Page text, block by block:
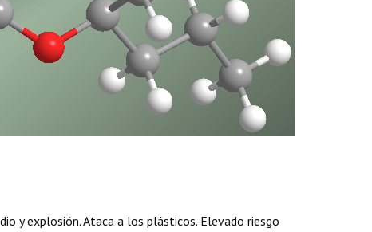
y explosión. Ataca a los plásticos. Elevado riesgo